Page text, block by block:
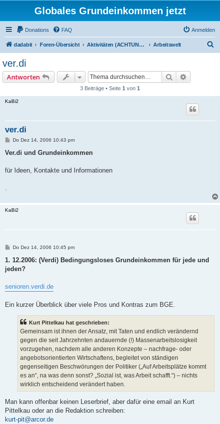
Globales Grundeinkommen jetzt
Donations FAQ Anmelden
dadabit Foren-Übersicht Aktivitäten (ACHTUNG: Infos zum Registrieren sind unten in: "neu hier?") Arbeitswelt
ver.di
Antworten Suche
3 Beiträge • Seite 1 von 1
KaBi2
ver.di
B
i
a
Do Dez 14, 2006 10:43 pm
Ver.di und Grundeinkommen
für Ideen, Kontakte und Informationen
.
KaBi2
B
r
Do Dez 14, 2006 10:45 pm
1. 12.2006: (Verdi) Bedingungsloses Grundeinkommen für jede und
jeden?
senioren.verdi.de
Ein kurzer Überblick über viele Pros und Kontras zum BGE.
Kurt Pittelkau hat geschrieben:
Gemeinsam ist ihnen der Ansatz, mit Taten und endlich verändernd
gegen die seit Jahrzehnten andauernde (!) Massenarbeitslosigkeit
vorzugehen, nachdem alle anderen Konzepte – nachfrage- oder
angebotsorientierten Wirtschaftens, begleitet von ständigen
gegenseitigen Beschwörungen der Politiker („Auf Arbeitsplätze kommt
es an“, na was denn sonst? „Sozial ist, was Arbeit schafft.“) – nichts
wirklich entscheidend verändert haben.
Man kann offenbar keinen Leserbrief, aber dafür eine email an Kurt
Pittelkau oder an die Redaktion schreiben:
kurt-pit@arcor.de